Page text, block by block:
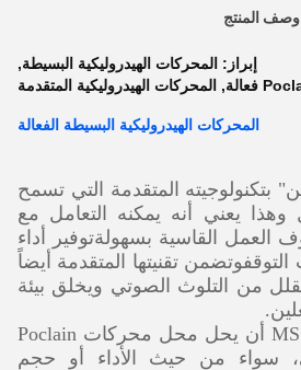
وصف المنتج
إبراز: المحركات الهيدروليكية البسيطة,
, المحركات الهيدروليكية المتقدمة
المحركات الهيدروليكية البسيطة الفعالة
بتكنولوجيته المتقدمة التي تسمح
يعني أنه يمكنه التعامل مع
العمل القاسية بسهولةتوفير أداء
تقنيتها المتقدمة أيضاً
من التلوث الصوتي ويخلق بيئة
يمكن لمحركنا MS ((E) أن يحل محل محركات Poclain
سواء من حيث الأداء أو حجم